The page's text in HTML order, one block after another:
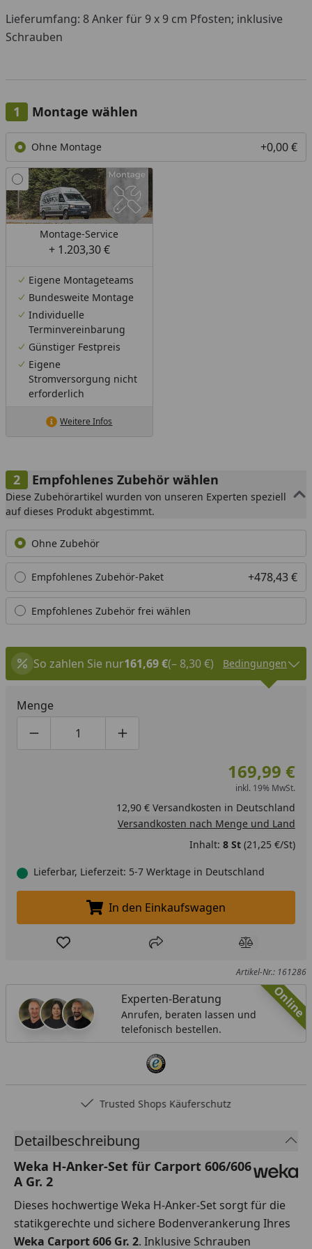
Lieferumfang: 8 Anker für 9 x 9 cm Pfosten; inklusive
Schrauben
Montage wählen
Ohne Montage +0,00 €
Montage-Service
+ 1.203,30 €
Eigene Montageteams
Bundesweite Montage
Individuelle
Terminvereinbarung
Günstiger Festpreis
Eigene
Stromversorgung nicht
erforderlich
Weitere Infos
Empfohlenes Zubehör wählen
Diese Zubehörartikel wurden von unseren Experten speziell
auf dieses Produkt abgestimmt.
Ohne Zubehör
Empfohlenes Zubehör-Paket +478,43 €
Empfohlenes Zubehör frei wählen
So zahlen Sie nur161,69 €(– 8,30 €) Bedingungen
Menge
Produktmenge um eins verringern
Produktmenge manuell eingeben
Produktmenge um eins erhöhen
169,99 €
inkl. 19% MwSt.
12,90 € Versandkosten in Deutschland
Versandkosten nach Menge und Land
Inhalt: 8 St(21,25 €/St)
Lieferbar, Lieferzeit: 5-7 Werktage in Deutschland
In den Einkaufswagen legen
In den Einkaufswagen
Produkt zur Wunschliste hinzufügen
Teilen Produkt
Artikel-Nr.: 161286
Online
Experten-Beratung
Anrufen, beraten lassen und
telefonisch bestellen.
Trusted Shops Käuferschutz
Detailbeschreibung
Weka H-Anker-Set für Carport 606/606
A Gr. 2
Dieses hochwertige Weka H-Anker-Set sorgt für die
statikgerechte und sichere Bodenverankerung Ihres
Weka Carport 606 Gr. 2. Inklusive Schrauben